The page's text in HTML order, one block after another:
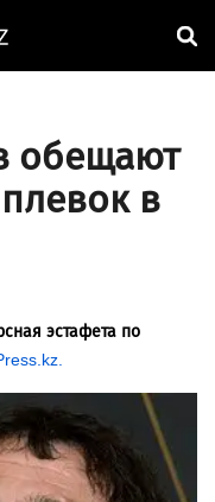
обещают
в
эстафета по